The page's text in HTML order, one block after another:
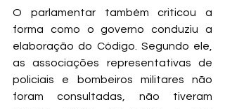
O parlamentar também criticou a
forma como o governo conduziu a
elaboração do Código. Segundo ele,
as associações representativas de
policiais e bombeiros militares não
foram consultadas, não tiveram